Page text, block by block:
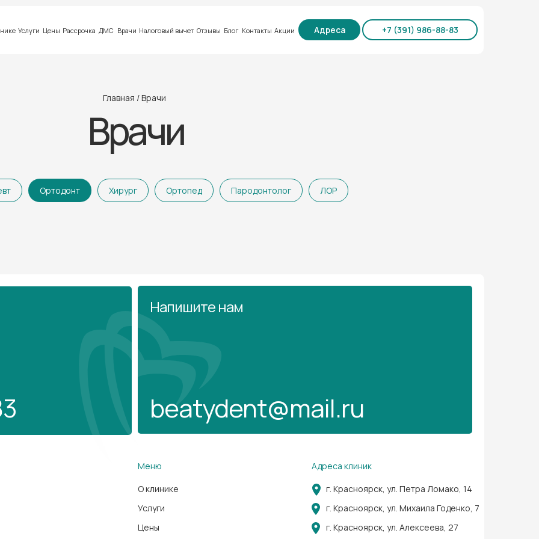
Адреса +7 (391) 986-88-83⁣⁣⁣⁣⁣⁣⁣
Услуги Цены Рассрочка ДМС Врачи Налоговый вычет Отзывы Блог Контакты Акции
Врачи
Главная / Врачи
Ортодонт Хирург Ортопед Пародонтолог ЛОР
Напишите нам
beatydent@mail.ru
Меню
О клинике
Услуги
Цены
г. Красноярск, ул. Алексеева, 27
г. Красноярск, ул. Михаила Годенко, 7
г. Красноярск, ул. Петра Ломако, 14
Адреса клиник